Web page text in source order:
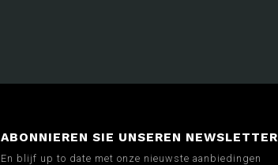
ABONNIEREN SIE UNSEREN NEWSLETTER
En blijf up to date met onze nieuwste aanbiedingen